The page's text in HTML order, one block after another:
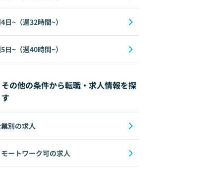
日~（週32時間~）
日~（週40時間~）
その他の条件から転職・求人情報を探
す
別の求人
モートワーク可の求人